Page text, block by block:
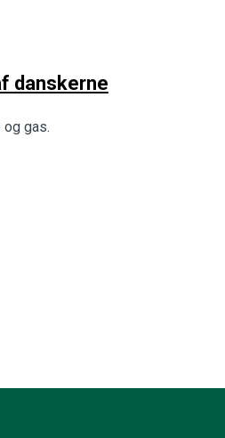
danskerne
gas.